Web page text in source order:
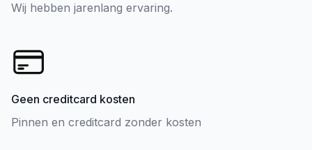
Wij hebben jarenlang ervaring.
Geen creditcard kosten
Pinnen en creditcard zonder kosten